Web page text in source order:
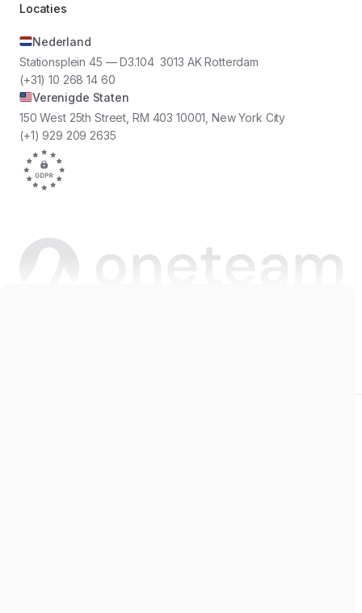
Locaties
Nederland
Stationsplein 45 — D3.104 3013 AK Rotterdam
(+31) 10 268 14 60
Verenigde Staten
150 West 25th Street, RM 403 10001, New York City
(+1) 929 209 2635